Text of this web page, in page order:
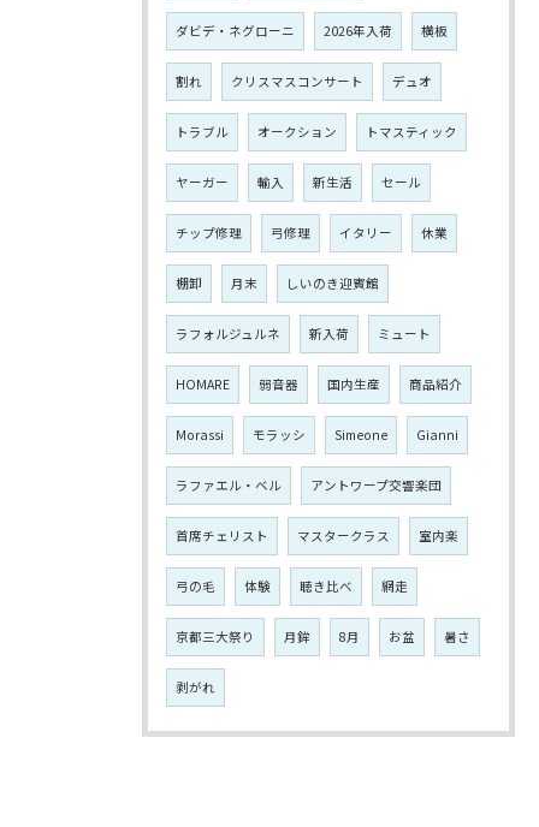
ダビデ・ネグローニ 2026年入荷 横板
割れ クリスマスコンサート デュオ
トラブル オークション トマスティック
ヤーガー 輸入 新生活 セール
チップ修理 弓修理 イタリー 休業
棚卸 月末 しいのき迎賓館
ラフォルジュルネ 新入荷 ミュート
HOMARE 弱音器 国内生産 商品紹介
Morassi モラッシ Simeone Gianni
ラファエル・ベル アントワープ交響楽団
首席チェリスト マスタークラス 室内楽
弓の毛 体験 聴き比べ 網走
京都三大祭り 月鉾 8月 お盆 暑さ
剥がれ